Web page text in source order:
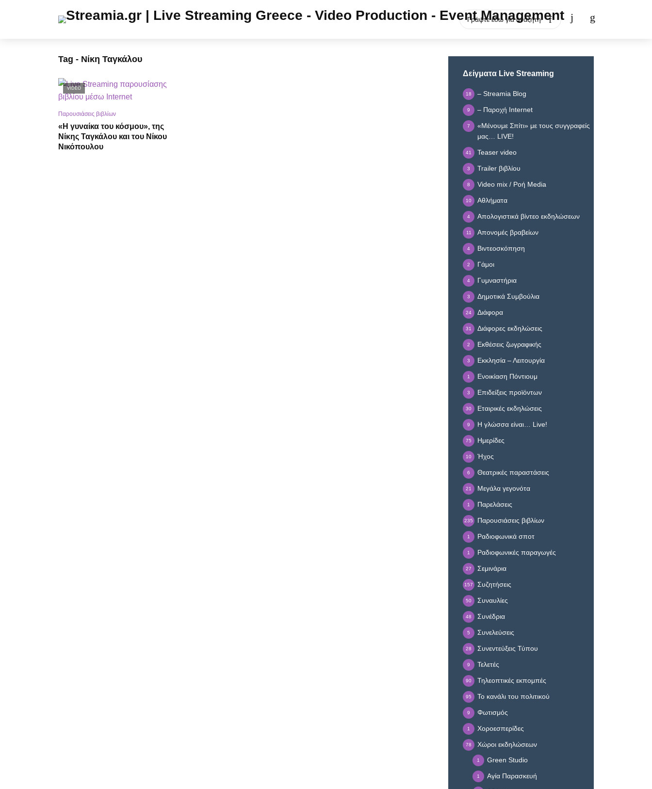
Tag - Νίκη Ταγκάλου
VIDEO
Παρουσιάσεις βιβλίων
«Η γυναίκα του κόσμου», της
Νίκης Ταγκάλου και του Νίκου
Νικόπουλου
Δείγματα Live Streaming
– Streamia Blog
18
– Παροχή Internet
9
«Μένουμε Σπίτι» με τους συγγραφείς
μας… LIVE!
7
Teaser video
41
Trailer βιβλίου
3
Video mix / Ροή Media
8
Αθλήματα
10
Απολογιστικά βίντεο εκδηλώσεων
4
Απονομές βραβείων
11
Βιντεοσκόπηση
4
Γάμοι
2
Γυμναστήρια
4
Δημοτικά Συμβούλια
3
Διάφορα
24
Διάφορες εκδηλώσεις
31
Εκθέσεις ζωγραφικής
2
Εκκλησία – Λειτουργία
3
Ενοικίαση Πόντιουμ
1
Επιδείξεις προϊόντων
3
Εταιρικές εκδηλώσεις
30
Η γλώσσα είναι… Live!
9
Ημερίδες
75
Ήχος
10
Θεατρικές παραστάσεις
6
Μεγάλα γεγονότα
21
Παρελάσεις
1
Παρουσιάσεις βιβλίων
235
Ραδιοφωνικά σποτ
1
Ραδιοφωνικές παραγωγές
1
Σεμινάρια
27
Συζητήσεις
157
Συναυλίες
50
Συνέδρια
48
Συνελεύσεις
5
Συνεντεύξεις Τύπου
28
Τελετές
9
Τηλεοπτικές εκπομπές
90
Το κανάλι του πολιτικού
95
Φωτισμός
9
Χοροεσπερίδες
1
Χώροι εκδηλώσεων
78
Green Studio
1
Αγία Παρασκευή
1